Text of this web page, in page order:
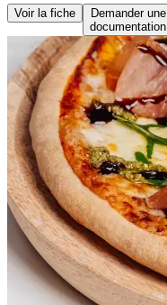
Voir la fiche
Demander une
documentation